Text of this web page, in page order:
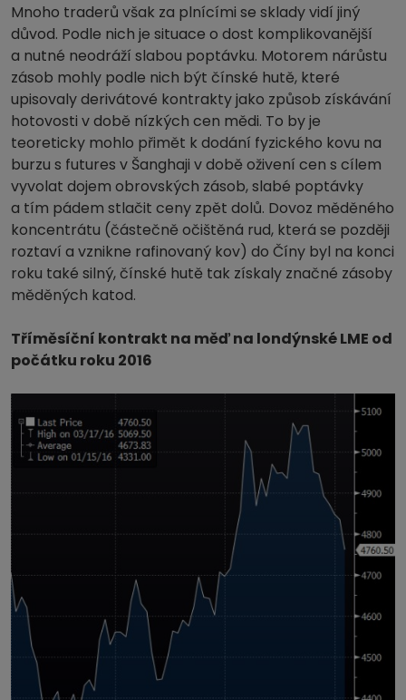
Mnoho traderů však za plnícími se sklady vidí jiný
důvod. Podle nich je situace o dost komplikovanější
a nutné neodráží slabou poptávku. Motorem nárůstu
zásob mohly podle nich být čínské hutě, které
upisovaly derivátové kontrakty jako způsob získávání
hotovosti v době nízkých cen mědi. To by je
teoreticky mohlo přimět k dodání fyzického kovu na
burzu s futures v Šanghaji v době oživení cen s cílem
vyvolat dojem obrovských zásob, slabé poptávky
a tím pádem stlačit ceny zpět dolů. Dovoz měděného
koncentrátu (částečně očištěná rud, která se později
roztaví a vznikne rafinovaný kov) do Číny byl na konci
roku také silný, čínské hutě tak získaly značné zásoby
měděných katod.
Tříměsíční kontrakt na měď na londýnské LME od
počátku roku 2016